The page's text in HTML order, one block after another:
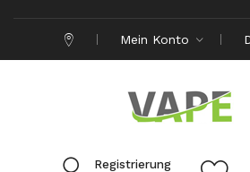
Mein Konto
Registrierung